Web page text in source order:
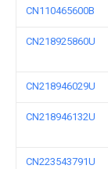
CN110465600B
CN218925860U
CN218946029U
CN218946132U
CN223543791U